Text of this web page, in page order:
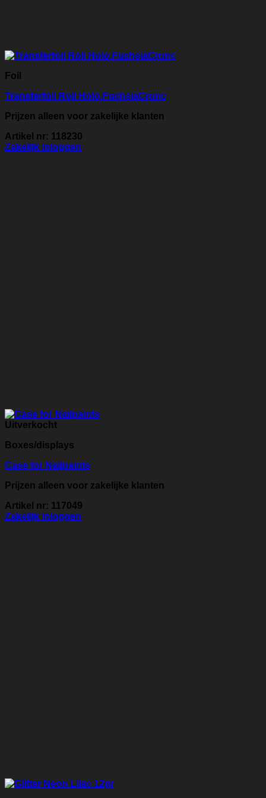
Foil
Transferfoil Roll Holo.FuchsiaCrunc
Prijzen alleen voor zakelijke klanten
Artikel nr: 118230
Zakelijk inloggen
Uitverkocht
Boxes/displays
Case for Nailpaints
Prijzen alleen voor zakelijke klanten
Artikel nr: 117049
Zakelijk inloggen